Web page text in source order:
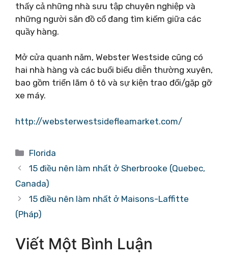
thấy cả những nhà sưu tập chuyên nghiệp và
những người săn đồ cổ đang tìm kiếm giữa các
quầy hàng.
Mở cửa quanh năm, Webster Westside cũng có
hai nhà hàng và các buổi biểu diễn thường xuyên,
bao gồm triển lãm ô tô và sự kiện trao đổi/gặp gỡ
xe máy.
http://websterwestsidefleamarket.com/
Danh
mục
Florida
15 điều nên làm nhất ở Sherbrooke (Quebec,
Canada)
15 điều nên làm nhất ở Maisons-Laffitte
(Pháp)
Viết Một Bình Luận